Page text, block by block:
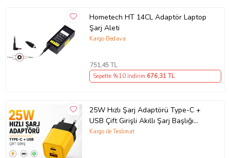
Hometech HT 14CL Adaptör Laptop
Şarj Aleti
Kargo Bedava
751,45 TL
Sepette %10 İndirim 676,31 TL
25W Hızlı Şarj Adaptörü Type-C +
USB Çift Girişli Akıllı Şarj Başlığı
Kompakt Tasarım
Kargo ile Teslimat